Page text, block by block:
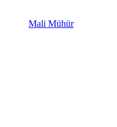
Mali Mühür